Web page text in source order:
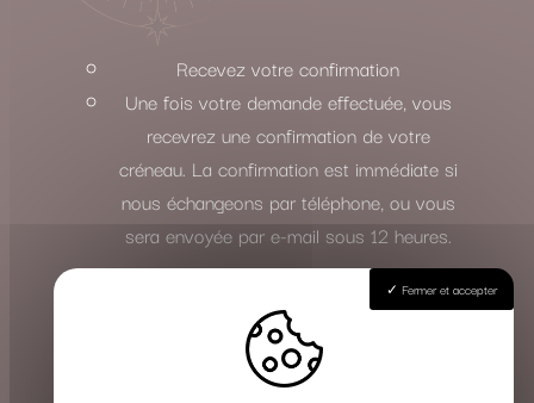
Recevez votre confirmation
Une fois votre demande effectuée, vous
recevrez une confirmation de votre
créneau. La confirmation est immédiate si
nous échangeons par téléphone, ou vous
sera envoyée par e-mail sous 12 heures.
Effectuez votre règlement
Le paiement de la consultation s’effectue
en toute sécurité à l’avance, une fois le
Fermer et accepter